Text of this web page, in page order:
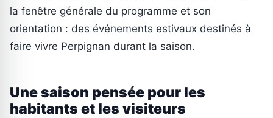
la fenêtre générale du programme et son
orientation : des événements estivaux destinés à
faire vivre Perpignan durant la saison.
Une saison pensée pour les
habitants et les visiteurs